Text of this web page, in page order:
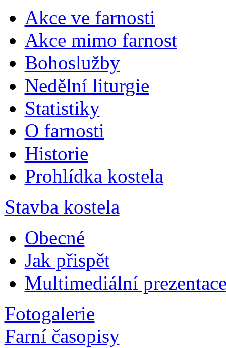
Akce ve farnosti
Akce mimo farnost
Bohoslužby
Nedělní liturgie
Statistiky
O farnosti
Historie
Prohlídka kostela
Stavba kostela
Obecné
Jak přispět
Multimediální
Fotogalerie
Farní časopisy